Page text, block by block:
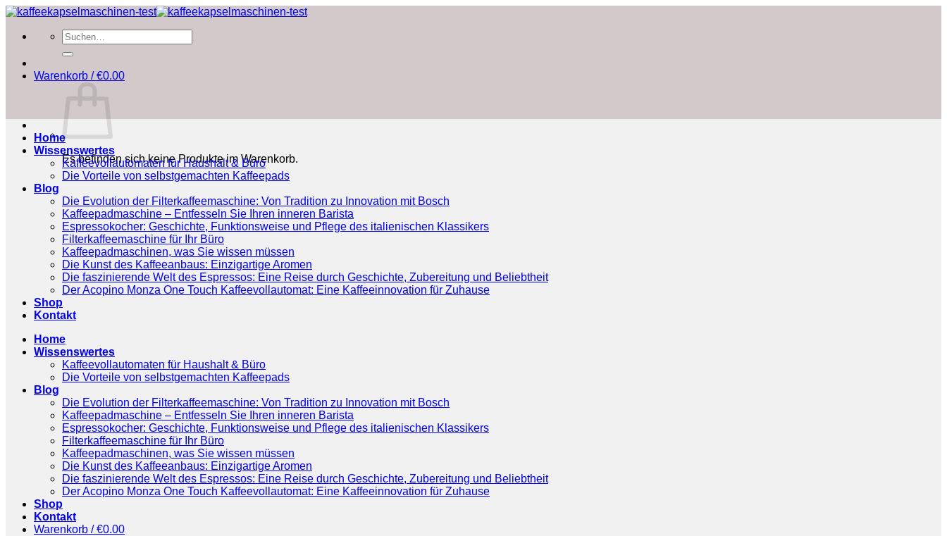
Zum
springen
Suchen
nach:
Warenkorb /€0.00
Es befinden sich keine Produkte im Warenkorb.
Home
Wissenswertes
Kaffeevollautomaten für Haushalt & Büro
Die Vorteile von selbstgemachten Kaffeepads
Blog
Die Evolution der Filterkaffeemaschine: Von Tradition zu Innovation mit Bosch
Kaffeepadmaschine – Entfesseln Sie Ihren inneren Barista
Espressokocher: Geschichte, Funktionsweise und Pflege des italienischen Klassikers
Filterkaffeemaschine für Ihr Büro
Kaffeepadmaschinen, was Sie wissen müssen
Die Kunst des Kaffeeanbaus: Einzigartige Aromen
Die faszinierende Welt des Espressos: Eine Reise durch Geschichte, Zubereitung und Beliebtheit
Der Acopino Monza One Touch Kaffeevollautomat: Eine Kaffeeinnovation für Zuhause
Shop
Kontakt
Home
Wissenswertes
Kaffeevollautomaten für Haushalt & Büro
Die Vorteile von selbstgemachten Kaffeepads
Blog
Die Evolution der Filterkaffeemaschine: Von Tradition zu Innovation mit Bosch
Kaffeepadmaschine – Entfesseln Sie Ihren inneren Barista
Espressokocher: Geschichte, Funktionsweise und Pflege des italienischen Klassikers
Filterkaffeemaschine für Ihr Büro
Kaffeepadmaschinen, was Sie wissen müssen
Die Kunst des Kaffeeanbaus: Einzigartige Aromen
Die faszinierende Welt des Espressos: Eine Reise durch Geschichte, Zubereitung und Beliebtheit
Der Acopino Monza One Touch Kaffeevollautomat: Eine Kaffeeinnovation für Zuhause
Shop
Kontakt
Warenkorb /€0.00